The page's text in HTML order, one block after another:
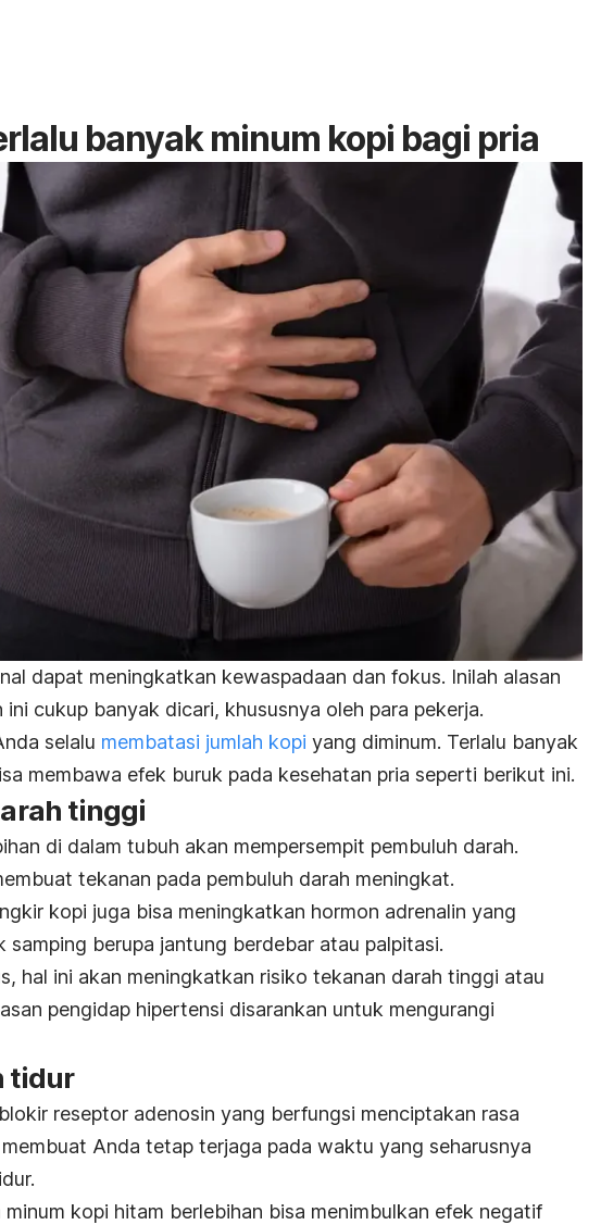
banyak minum kopi bagi pria
dapat meningkatkan kewaspadaan dan fokus. Inilah alasan
ini cukup banyak dicari, khususnya oleh para pekerja.
selalu membatasi jumlah kopi yang diminum. Terlalu banyak
membawa efek buruk pada kesehatan pria seperti berikut ini.
tinggi
di dalam tubuh akan mempersempit pembuluh darah.
tekanan pada pembuluh darah meningkat.
kopi juga bisa meningkatkan hormon adrenalin yang
samping berupa jantung berdebar atau palpitasi.
hal ini akan meningkatkan risiko tekanan darah tinggi atau
pengidap hipertensi disarankan untuk mengurangi
tidur
reseptor adenosin yang berfungsi menciptakan rasa
Anda tetap terjaga pada waktu yang seharusnya
minum kopi hitam berlebihan bisa menimbulkan efek negatif